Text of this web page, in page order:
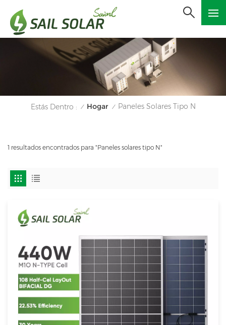
Estás Dentro : / Hogar / Paneles Solares Tipo N
1 resultados encontrados para "Paneles solares tipo N"